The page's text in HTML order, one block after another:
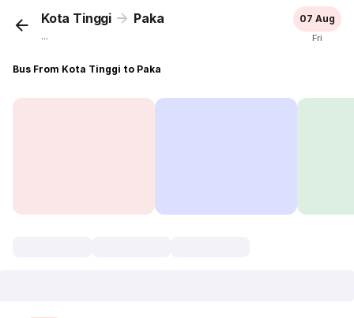
Kota Tinggi Paka
...
07 Aug
Fri
Bus From Kota Tinggi to Paka